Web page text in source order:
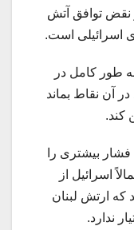
توافق آتش
اسرائیلی است.
طور کامل در
آن نقاط بماند
کند.
بیشتری را
اسرائیل از
که ارتش لبنان
ندارد.